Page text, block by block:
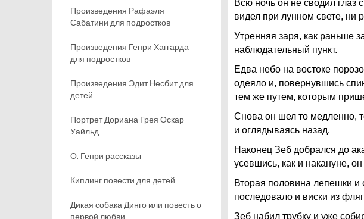
Всю ночь он не сводил глаз
видел при лунном свете, ни
Утренняя заря, как раньше
наблюдательный пункт.
Едва небо на востоке
одеяло и, повернувшись
тем же путем, которым
Снова он шел то медленно,
и оглядываясь назад.
Наконец Зеб добрался до
усевшись, как и накануне,
Вторая половина лепешки и
последовало и виски из
Зеб набил трубку и уже
Произведения Рафаэля
Сабатини для подростков
Произведения Генри Хаггарда
для подростков
Произведения Эдит Несбит для
детей
Портрет Дориана Грея Оскар
Уайльд
О. Генри рассказы
Киплинг повести для детей
Дикая собака Динго или повесть о
первой любви